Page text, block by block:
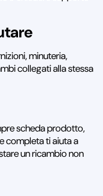
minuteria,
collegati alla stessa
scheda prodotto,
completa ti aiuta a
un ricambio non